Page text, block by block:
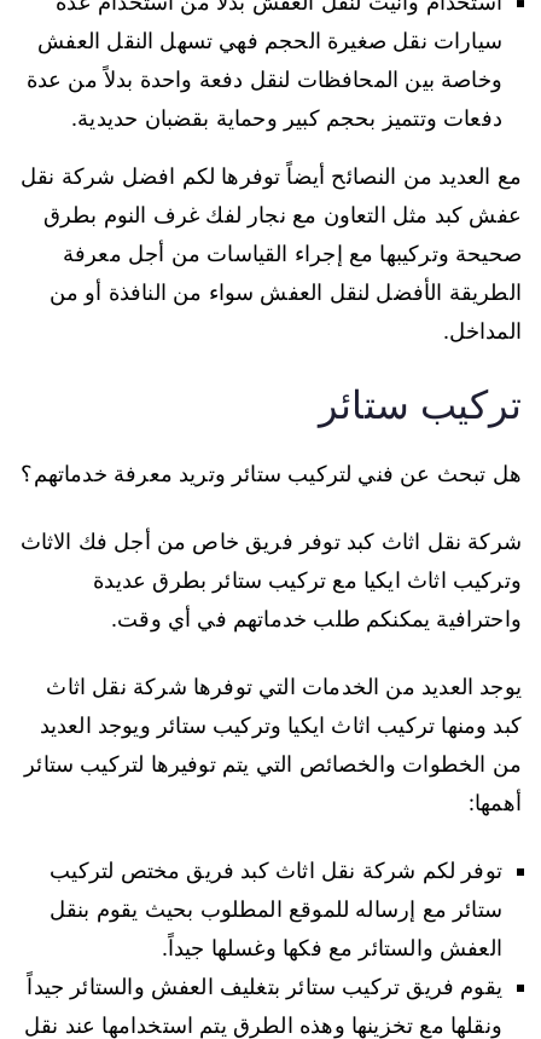
سيارات نقل صغيرة الحجم فهي تسهل النقل العفش
وخاصة بين المحافظات لنقل دفعة واحدة بدلاً من عدة
دفعات وتتميز بحجم كبير وحماية بقضبان حديدية.
مع العديد من النصائح أيضاً توفرها لكم افضل شركة نقل
عفش كبد مثل التعاون مع نجار لفك غرف النوم بطرق
صحيحة وتركيبها مع إجراء القياسات من أجل معرفة
الطريقة الأفضل لنقل العفش سواء من النافذة أو من
المداخل.
تركيب ستائر
هل تبحث عن فني لتركيب ستائر وتريد معرفة خدماتهم؟
شركة نقل اثاث كبد توفر فريق خاص من أجل فك الاثاث
وتركيب اثاث ايكيا مع تركيب ستائر بطرق عديدة
واحترافية يمكنكم طلب خدماتهم في أي وقت.
يوجد العديد من الخدمات التي توفرها شركة نقل اثاث
كبد ومنها تركيب اثاث ايكيا وتركيب ستائر ويوجد العديد
من الخطوات والخصائص التي يتم توفيرها لتركيب ستائر
أهمها:
توفر لكم شركة نقل اثاث كبد فريق مختص لتركيب
ستائر مع إرساله للموقع المطلوب بحيث يقوم بنقل
العفش والستائر مع فكها وغسلها جيداً.
يقوم فريق تركيب ستائر بتغليف العفش والستائر جيداً
ونقلها مع تخزينها وهذه الطرق يتم استخدامها عند نقل